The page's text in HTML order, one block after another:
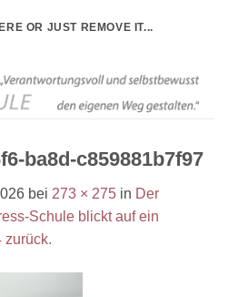
OR JUST REMOVE IT...
ba8d-c859881b7f97
bei 273 × 275 in Der
Schule blickt auf ein
zurück.